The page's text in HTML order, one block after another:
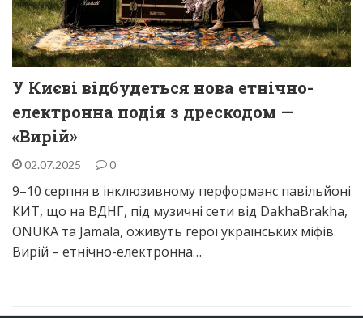
У Києві відбудеться нова етнічно-
електронна подія з дрескодом —
«Вирій»
02.07.2025 0
9–10 серпня в інклюзивному перформанс павільйоні
КИТ, що на ВДНГ, під музичні сети від DakhaBrakha,
ONUKA та Jamala, оживуть герої українських міфів.
Вирій – етнічно-електронна…